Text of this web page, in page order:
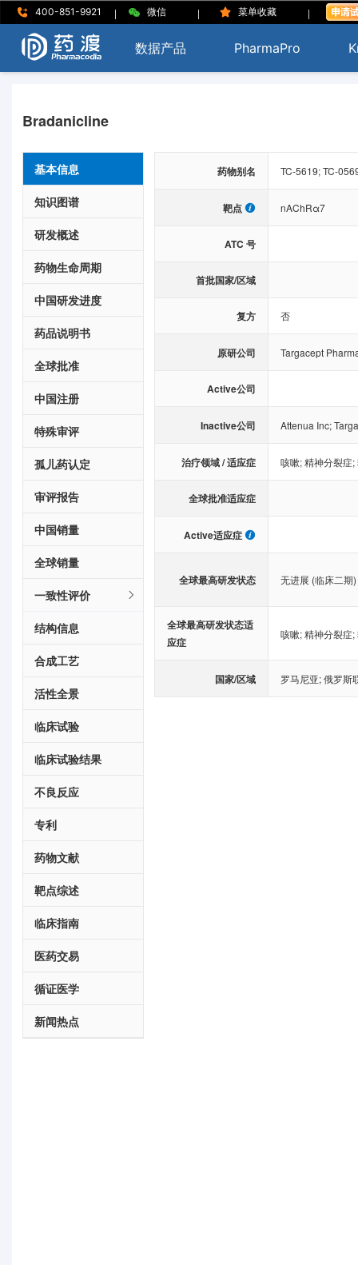
400-851-9921 | 微信 | 菜单收藏 |
数据产品 PharmaPro
Bradanicline
基本信息
知识图谱
研发概述
药物生命周期
中国研发进度
药品说明书
全球批准
中国注册
特殊审评
孤儿药认定
审评报告
中国销量
全球销量
一致性评价
结构信息
合成工艺
活性全景
临床试验
临床试验结果
不良反应
专利
药物文献
靶点综述
临床指南
医药交易
循证医学
新闻热点
药物别名 TC-5619; TC-
靶点 nAChRα7
ATC 号
首批国家/区域
复方 否
原研公司 Targacept
Active公司
Inactive公司 Attenua Inc;
治疗领域 / 适应症 咳嗽;精神分裂症;
全球批准适应症
Active适应症
全球最高研发状态 无进展 (临床二期)
全球最高研发状态适
应症
咳嗽;精神分裂症;
国家/区域 罗马尼亚;俄罗斯